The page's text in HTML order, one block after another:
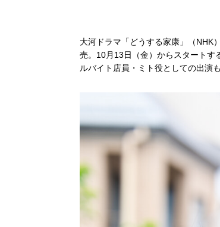
大河ドラマ「どうする家康」（NHK
売。10月13日（金）からスタートす
ルバイト店員・ミト役としての出演